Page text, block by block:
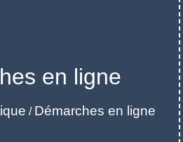
en ligne
/ Démarches en ligne